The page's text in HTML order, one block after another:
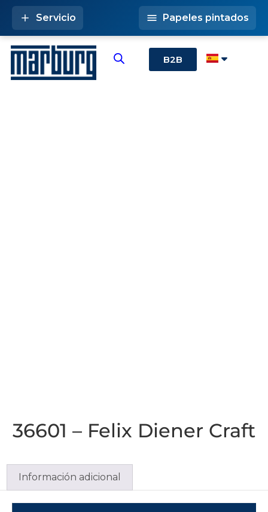
B2B
Servicio Papeles pintados
36601 – Felix Diener Craft
Información adicional